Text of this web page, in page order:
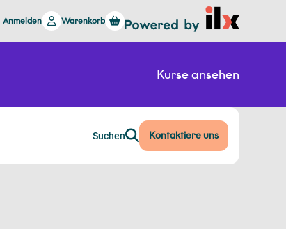
Kurse ansehen
Anmelden Warenkorb
Suchen Kontaktiere uns